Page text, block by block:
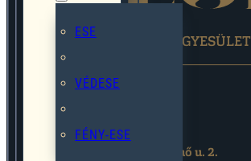
ESE
VÉDESE
FÉNY-ESE
EGYMÁST SEGÍTŐ EGYESÜLET
2119 Pécel,Pihenő u. 2.